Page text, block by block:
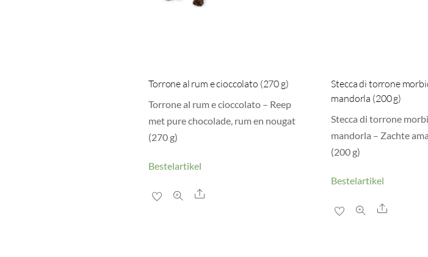
Torrone al rum e cioccolato (270 g)
Torrone al rum e cioccolato – Reep
met pure chocolade, rum en nougat
(270 g)
Bestelartikel
Share
Stecca di torrone
mandorla (200 g)
Stecca di torrone
mandorla – Zachte
(200 g)
Bestelartikel
Share